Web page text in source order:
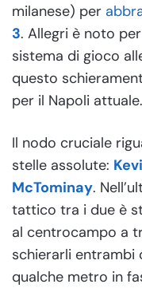
milanese) per
3. Allegri è noto
sistema di gioco
questo
per il Napoli attuale.
Il nodo cruciale
stelle assolute:
McTominay.
tattico tra i due è
al centrocampo a
schierarli entrambi
qualche metro in